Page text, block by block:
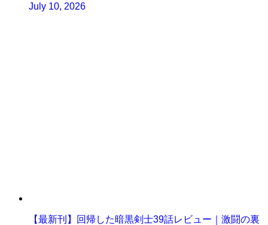
July 10, 2026
【最新刊】回帰した暗黒剣士39話レビュー｜激闘の裏